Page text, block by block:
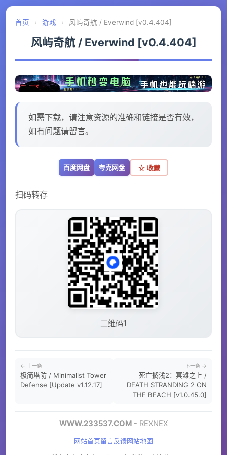
首页 › 游戏 › 风屿奇航 / Everwind [v0.4.404]
风屿奇航 / Everwind [v0.4.404]
如需下载，请注意资源的准确和链接是否有效，
如有问题请留言。
百度网盘 夸克网盘 ☆ 收藏
扫码转存
二维码1
← 上一条
极简塔防 / Minimalist Tower
Defense [Update v1.12.17]
下一条 →
死亡搁浅2：冥滩之上 /
DEATH STRANDING 2 ON
THE BEACH [v1.0.45.0]
WWW.233537.COM - REXNEX
网站首页留言反馈网站地图